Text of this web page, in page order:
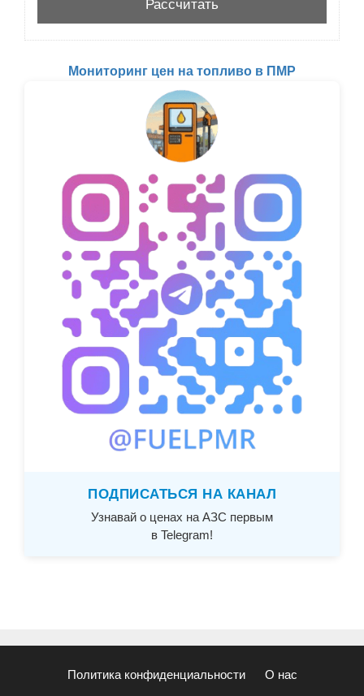
Мониторинг цен на топливо в ПМР
ПОДПИСАТЬСЯ НА КАНАЛ
Узнавай о ценах на АЗС первым
в Telegram!
Политика конфиденциальности О нас